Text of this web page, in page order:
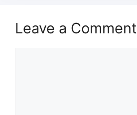
Leave a Comment